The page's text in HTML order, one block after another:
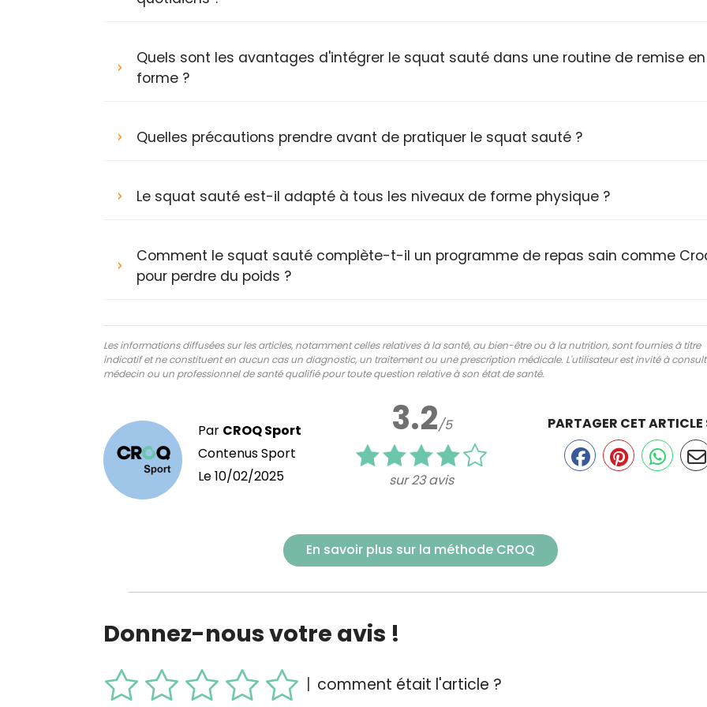
Quels sont les avantages d'intégrer le squat sauté dans une routine de remise en
forme ?
Quelles précautions prendre avant de pratiquer le squat sauté ?
Le squat sauté est-il adapté à tous les niveaux de forme physique ?
Comment le squat sauté complète-t-il un programme de repas sain comme
pour perdre du poids ?
Les informations diffusées sur les articles, notamment celles relatives à la santé, au bien-être ou à la nutrition, sont fournies à titre
indicatif et ne constituent en aucun cas un diagnostic, un traitement ou une prescription médicale. L'utilisateur est invité à
médecin ou un professionnel de santé qualifié pour toute question relative à son état de santé.
Par CROQ Sport
Contenus Sport
Le10/02/2025
3.2/5
sur 23 avis
PARTAGER CET ARTICLE
En savoir plus sur la méthode CROQ
Donnez-nous votre avis !
comment était l'article ?